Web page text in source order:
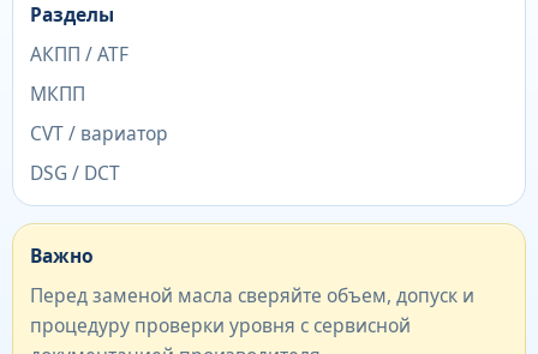
Разделы
АКПП / ATF
МКПП
CVT / вариатор
DSG / DCT
Важно
Перед заменой масла сверяйте объем, допуск и
процедуру проверки уровня с сервисной